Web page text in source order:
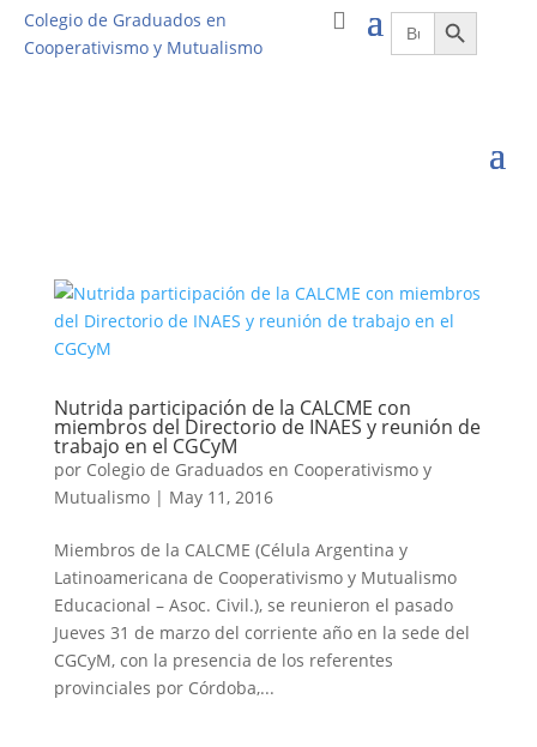
Colegio de Graduados en
Cooperativismo y Mutualismo
Buscar:Botón de búsqueda
Nutrida participación de la CALCME con
miembros del Directorio de INAES y reunión de
trabajo en el CGCyM
por Colegio de Graduados en Cooperativismo y
Mutualismo| May 11, 2016
Miembros de la CALCME (Célula Argentina y
Latinoamericana de Cooperativismo y Mutualismo
Educacional – Asoc. Civil.), se reunieron el pasado
Jueves 31 de marzo del corriente año en la sede del
CGCyM, con la presencia de los referentes
provinciales por Córdoba,...